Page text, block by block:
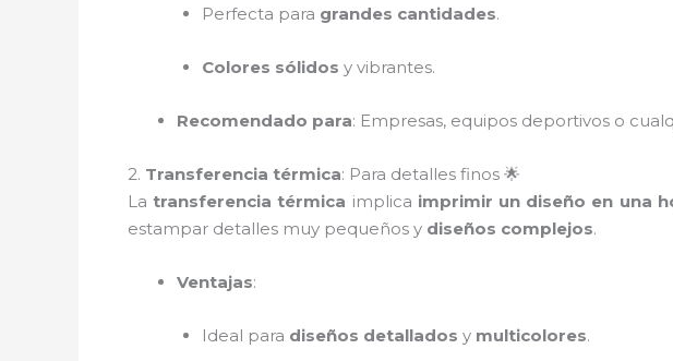
Perfecta para grandes cantidades.
Colores sólidos y vibrantes.
Recomendado para: Empresas, equipos deportivos o
2. Transferencia térmica: Para detalles finos 🌟
Latransferencia térmica implica imprimir un diseño en una
estampar detalles muy pequeños y diseños complejos.
Ventajas:
Ideal para diseños detallados y multicolores.